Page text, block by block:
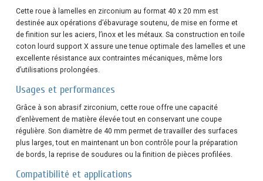
Cette roue à lamelles en zirconium au format 40 x 20 mm est
destinée aux opérations d’ébavurage soutenu, de mise en forme et
de finition sur les aciers, l’inox et les métaux. Sa construction en toile
coton lourd support X assure une tenue optimale des lamelles et une
excellente résistance aux contraintes mécaniques, même lors
d’utilisations prolongées.
Usages et performances
Grâce à son abrasif zirconium, cette roue offre une capacité
d’enlèvement de matière élevée tout en conservant une coupe
régulière. Son diamètre de 40 mm permet de travailler des surfaces
plus larges, tout en maintenant un bon contrôle pour la préparation
de bords, la reprise de soudures ou la finition de pièces profilées.
Compatibilité et applications